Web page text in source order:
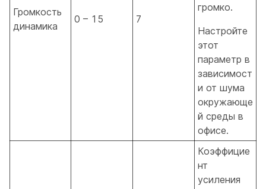
Громкость
динамика
0 – 15 7
громко.
Настройте
этот
параметр в
зависимост
и от шума
окружающе
й среды в
офисе.
Коэффицие
нт
усиления